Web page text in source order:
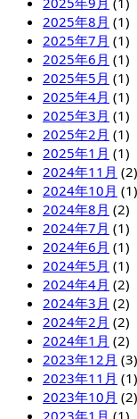
2025年8月 (1)
2025年7月 (1)
2025年6月 (1)
2025年5月 (1)
2025年4月 (1)
2025年3月 (1)
2025年2月 (1)
2025年1月 (1)
2024年11月 (2)
2024年10月 (1)
2024年8月 (2)
2024年7月 (1)
2024年6月 (1)
2024年5月 (1)
2024年4月 (2)
2024年3月 (2)
2024年2月 (2)
2024年1月 (2)
2023年12月 (3)
2023年11月 (1)
2023年10月 (2)